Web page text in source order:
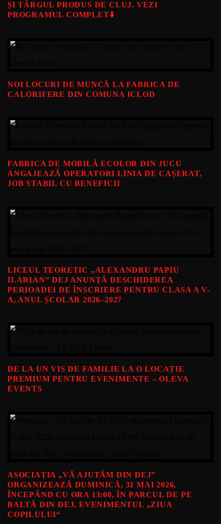
ȘI TÂRGUL PRODUS DE CLUJ. VEZI
PROGRAMUL COMPLET⬇️
NOI LOCURI DE MUNCĂ LA FABRICA DE
CALORIFERE DIN COMUNA ICLOD
FABRICA DE MOBILĂ ECOLOR DIN JUCU
ANGAJEAZĂ OPERATORI LINIA DE CAȘERAT,
JOB STABIL CU BENEFICII
LICEUL TEORETIC „ALEXANDRU PAPIU
ILARIAN” DEJ ANUNȚĂ DESCHIDEREA
PERIOADEI DE ÎNSCRIERE PENTRU CLASA A V-
A, ANUL ȘCOLAR 2026–2027
DE LA UN VIS DE FAMILIE LA O LOCAȚIE
PREMIUM PENTRU EVENIMENTE – OLEVA
EVENTS
ASOCIAȚIA „VĂ AJUTĂM DIN DEJ”
ORGANIZEAZĂ DUMINICĂ, 31 MAI 2026,
ÎNCEPÂND CU ORA 13:00, ÎN PARCUL DE PE
BALTĂ DIN DEJ, EVENIMENTUL „ZIUA
COPILULUI“